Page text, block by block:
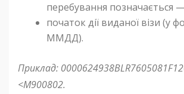
перебування позначається
початок дії виданої візи (у
ММДД).
Приклад:
<M900802.